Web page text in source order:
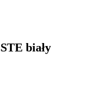
biały